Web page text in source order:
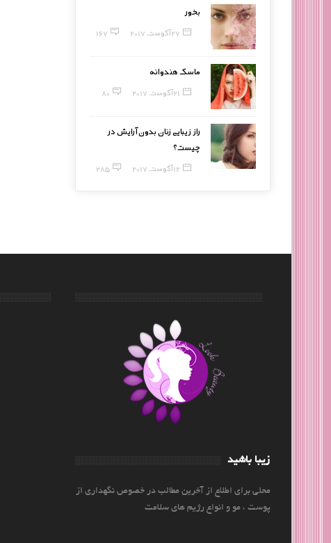
بخور
27 آگوست, 2017 167
ماسک هندوانه
21 آگوست, 2017 80
راز زیبایی زنان بدون آرایش در
چیست؟
12 آگوست, 2017 285
زیبا باشید
محلی برای اطلاع از آخرین مطالب در خصوص نگهداری از
پوست ، مو و انواع رژیم های سلامت